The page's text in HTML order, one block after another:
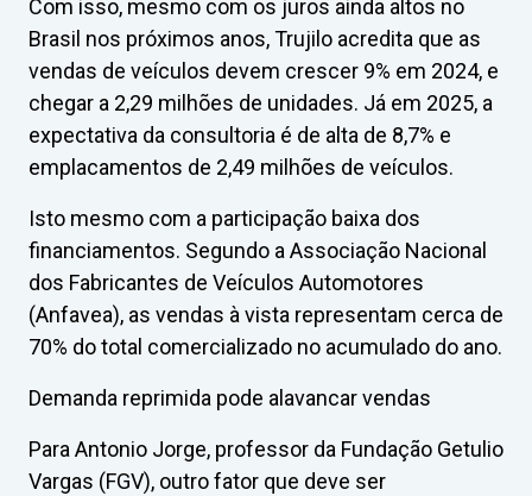
Com isso, mesmo com os juros ainda altos no
Brasil nos próximos anos, Trujilo acredita que as
vendas de veículos devem crescer 9% em 2024, e
chegar a 2,29 milhões de unidades. Já em 2025, a
expectativa da consultoria é de alta de 8,7% e
emplacamentos de 2,49 milhões de veículos.
Isto mesmo com a participação baixa dos
financiamentos. Segundo a Associação Nacional
dos Fabricantes de Veículos Automotores
(Anfavea), as vendas à vista representam cerca de
70% do total comercializado no acumulado do ano.
Demanda reprimida pode alavancar vendas
Para Antonio Jorge, professor da Fundação Getulio
Vargas (FGV), outro fator que deve ser